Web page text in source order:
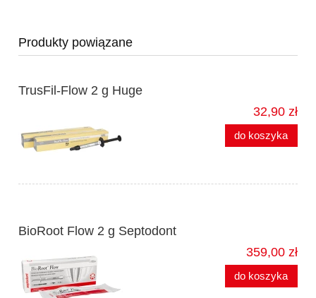
Produkty powiązane
TrusFil-Flow 2 g Huge
32,90 zł
do koszyka
BioRoot Flow 2 g Septodont
359,00 zł
do koszyka